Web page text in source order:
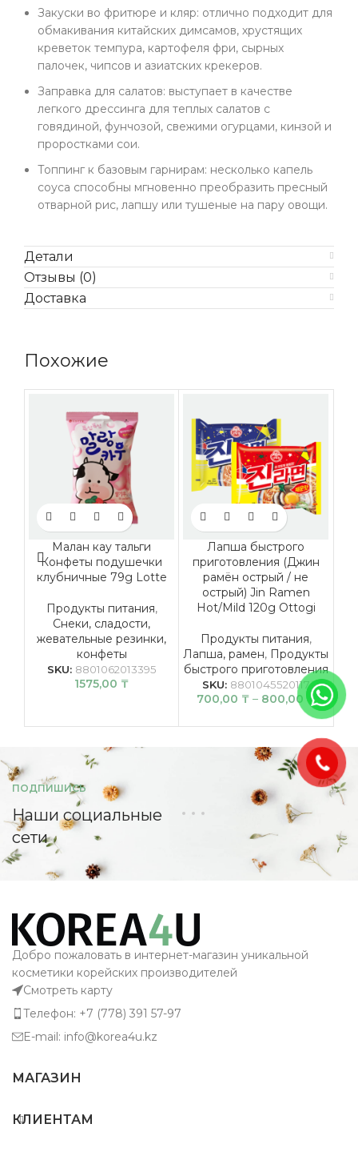
Закуски во фритюре и кляр: отлично подходит для
обмакивания китайских димсамов, хрустящих
креветок темпура, картофеля фри, сырных
палочек, чипсов и азиатских крекеров.
Заправка для салатов: выступает в качестве
легкого дрессинга для теплых салатов с
говядиной, фунчозой, свежими огурцами, кинзой и
проростками сои.
Топпинг к базовым гарнирам: несколько капель
соуса способны мгновенно преобразить пресный
отварной рис, лапшу или тушеные на пару овощи.
Детали
Отзывы (0)
Доставка
Похожие
Малан кау тальги
Конфеты подушечки
клубничные 79g Lotte
Продукты питания,
Снеки, сладости,
жевательные резинки,
конфеты
SKU: 8801062013395
1575,00 ₸
Лапша быстрого
приготовления (Джин
рамён острый / не
острый) Jin Ramen
Hot/Mild 120g Ottogi
Продукты питания,
Лапша, рамен, Продукты
быстрого приготовления
SKU: 8801045520117
700,00 ₸ – 800,00₸
ПОДПИШИСЬ
Наши социальные
сети
Добро пожаловать в интернет-магазин уникальной
косметики корейских производителей
Смотреть карту
Телефон: +7 (778) 391 57-97
E-mail: info@korea4u.kz
МАГАЗИН
КЛИЕНТАМ